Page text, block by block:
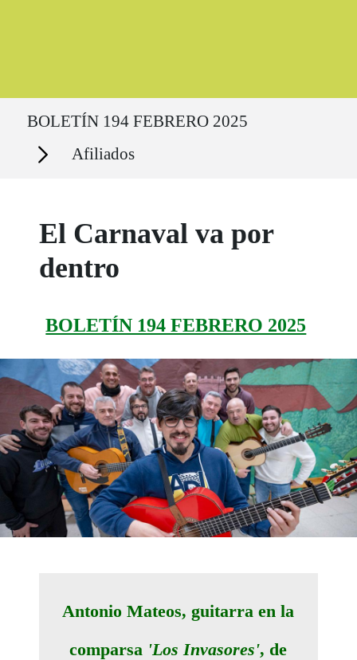
BOLETÍN 194 FEBRERO 2025
Secciones Afiliados
El Carnaval va por
dentro
BOLETÍN 194 FEBRERO 2025
Antonio Mateos, guitarra en la
comparsa 'Los Invasores', de